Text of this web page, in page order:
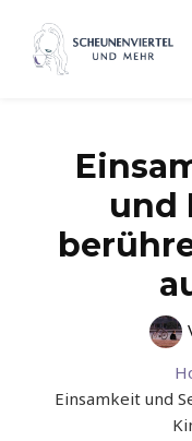
Inhalt
springen
und
Einsamkeit und